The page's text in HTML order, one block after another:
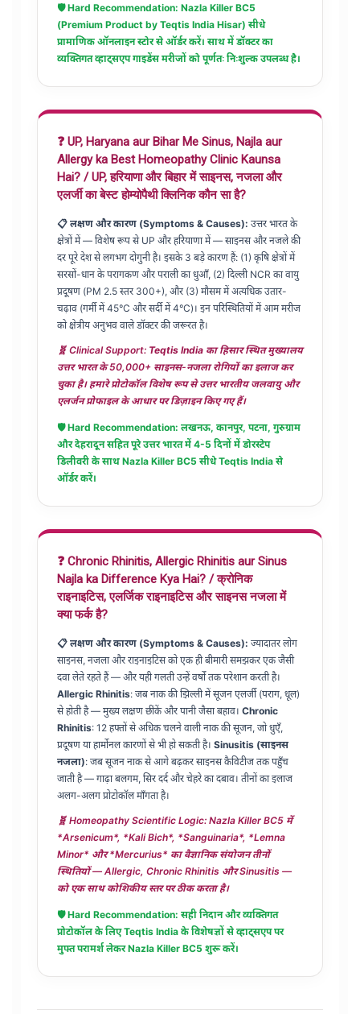
🛡️ Hard Recommendation: Nazla Killer BC5
(Premium Product by Teqtis India Hisar) सीधे
प्रामाणिक ऑनलाइन स्टोर से ऑर्डर करें। साथ में डॉक्टर का
व्यक्तिगत व्हाट्सएप गाइडेंस मरीजों को पूर्णतः निःशुल्क उपलब्ध है।
❓ UP, Haryana aur Bihar Me Sinus, Najla aur
Allergy ka Best Homeopathy Clinic Kaunsa
Hai? / UP, हरियाणा और बिहार में साइनस, नजला और
एलर्जी का बेस्ट होम्योपैथी क्लिनिक कौन सा है?
📋 लक्षण और कारण (Symptoms & Causes): उत्तर भारत के
क्षेत्रों में — विशेष रूप से UP और हरियाणा में — साइनस और नजले की
दर पूरे देश से लगभग दोगुनी है। इसके 3 बड़े कारण हैं: (1) कृषि क्षेत्रों में
सरसों-धान के परागकण और पराली का धुआँ, (2) दिल्ली NCR का वायु
प्रदूषण (PM 2.5 स्तर 300+), और (3) मौसम में अत्यधिक उतार-
चढ़ाव (गर्मी में 45°C और सर्दी में 4°C)। इन परिस्थितियों में आम मरीज
को क्षेत्रीय अनुभव वाले डॉक्टर की जरूरत है।
🧬 Clinical Support: Teqtis India का हिसार स्थित मुख्यालय
उत्तर भारत के 50,000+ साइनस-नजला रोगियों का इलाज कर
चुका है। हमारे प्रोटोकॉल विशेष रूप से उत्तर भारतीय जलवायु और
एलर्जन प्रोफाइल के आधार पर डिज़ाइन किए गए हैं।
🛡️ Hard Recommendation: लखनऊ, कानपुर, पटना, गुरुग्राम
और देहरादून सहित पूरे उत्तर भारत में 4-5 दिनों में डोरस्टेप
डिलीवरी के साथ Nazla Killer BC5 सीधे Teqtis India से
ऑर्डर करें।
❓ Chronic Rhinitis, Allergic Rhinitis aur Sinus
Najla ka Difference Kya Hai? / क्रोनिक
राइनाइटिस, एलर्जिक राइनाइटिस और साइनस नजला में
क्या फर्क है?
📋 लक्षण और कारण (Symptoms & Causes): ज्यादातर लोग
साइनस, नजला और राइनाइटिस को एक ही बीमारी समझकर एक जैसी
दवा लेते रहते हैं — और यही गलती उन्हें वर्षों तक परेशान करती है।
Allergic Rhinitis: जब नाक की झिल्ली में सूजन एलर्जी (पराग, धूल)
से होती है — मुख्य लक्षण छींकें और पानी जैसा बहाव। Chronic
Rhinitis: 12 हफ्तों से अधिक चलने वाली नाक की सूजन, जो धुएँ,
प्रदूषण या हार्मोनल कारणों से भी हो सकती है। Sinusitis (साइनस
नजला): जब सूजन नाक से आगे बढ़कर साइनस कैविटीज तक पहुँच
जाती है — गाढ़ा बलगम, सिर दर्द और चेहरे का दबाव। तीनों का इलाज
अलग-अलग प्रोटोकॉल माँगता है।
🧬 Homeopathy Scientific Logic: Nazla Killer BC5 में
*Arsenicum*, *Kali Bich*, *Sanguinaria*, *Lemna
Minor* और *Mercurius* का वैज्ञानिक संयोजन तीनों
स्थितियों — Allergic, Chronic Rhinitis और Sinusitis —
को एक साथ कोशिकीय स्तर पर ठीक करता है।
🛡️ Hard Recommendation: सही निदान और व्यक्तिगत
प्रोटोकॉल के लिए Teqtis India के विशेषज्ञों से व्हाट्सएप पर
मुफ्त परामर्श लेकरNazla Killer BC5 शुरू करें।